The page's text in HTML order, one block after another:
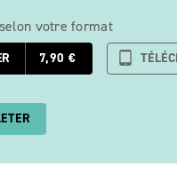
votre format
7,90 € tablet_android